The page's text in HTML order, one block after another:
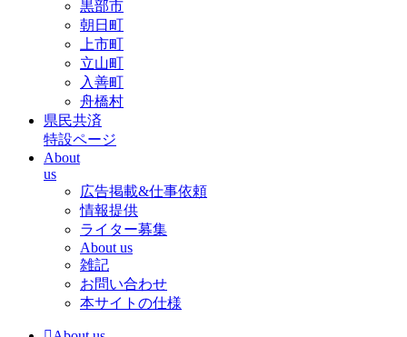
黒部市
朝日町
上市町
立山町
入善町
舟橋村
県民共済
特設ページ
About
us
広告掲載&仕事依頼
情報提供
ライター募集
About us
雑記
お問い合わせ
本サイトの仕様